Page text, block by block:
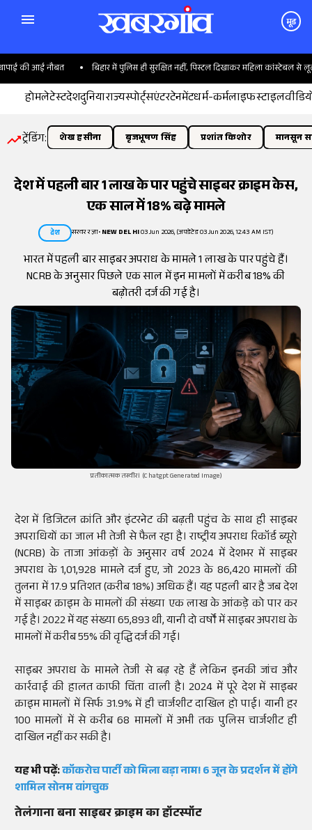
मूड
की आई नौबत बिहार में पुलिस ही सुरक्षित नहीं, पिस्टल दिखाकर महिला कांस्टेबल से लूट
होमलेटेस्टदेशदुनियाराज्यस्पोर्ट्सएंटरटेनमेंटधर्म-कर्मलाइफस्टाइल
ट्रेंडिंग: शेख हसीना बृजभूषण सिंह प्रशांत किशोर मानसून
देश में पहली बार 1 लाख के पार पहुंचे साइबर क्राइम केस,
एक साल में 18% बढ़े मामले
देश सरवर रज़ा•NEW DELHI03 Jun 2026, (अपडेटेड 03 Jun 2026, 12:43 AM IST)
भारत में पहली बार साइबर अपराध के मामले 1 लाख के पार पहुंचे हैं।
NCRB के अनुसार पिछले एक साल में इन मामलों में करीब 18% की
बढ़ोतरी दर्ज की गई है।
प्रतीकात्मक तस्वीर। (Chatgpt Generated Image)
देश में डिजिटल क्रांति और इंटरनेट की बढ़ती पहुंच के साथ ही साइबर
अपराधियों का जाल भी तेजी से फैल रहा है। राष्ट्रीय अपराध रिकॉर्ड ब्यूरो
(NCRB) के ताजा आंकड़ों के अनुसार वर्ष 2024 में देशभर में साइबर
अपराध के 1,01,928 मामले दर्ज हुए, जो 2023 के 86,420 मामलों की
तुलना में 17.9 प्रतिशत (करीब 18%) अधिक हैं। यह पहली बार है जब देश
में साइबर क्राइम के मामलों की संख्या एक लाख के आंकड़े को पार कर
गई है। 2022 में यह संख्या 65,893 थी, यानी दो वर्षों में साइबर अपराध के
मामलों में करीब 55% की वृद्धि दर्ज की गई।
साइबर अपराध के मामले तेजी से बढ़ रहे हैं लेकिन इनकी जांच और
कार्रवाई की हालत काफी चिंता वाली है। 2024 में पूरे देश में साइबर
क्राइम मामलों में सिर्फ 31.9% में ही चार्जशीट दाखिल हो पाई। यानी हर
100 मामलों में से करीब 68 मामलों में अभी तक पुलिस चार्जशीट ही
दाखिल नहीं कर सकी है।
यह भी पढ़ें:कॉकरोच पार्टी को मिला बड़ा नाम! 6 जून के प्रदर्शन में होंगे
शामिल सोनम वांगचुक
तेलंगाना बना साइबर क्राइम का हॉटस्पॉट